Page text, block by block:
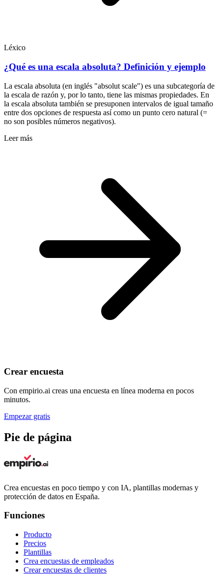
Léxico
¿Qué es una escala absoluta? Definición y ejemplo
La escala absoluta (en inglés "absolut scale") es una subcategoría de
la escala de razón y, por lo tanto, tiene las mismas propiedades. En
la escala absoluta también se presuponen intervalos de igual tamaño
entre dos opciones de respuesta así como un punto cero natural (=
no son posibles números negativos).
Leer más
Crear encuesta
Con empirio.ai creas una encuesta en línea moderna en pocos
minutos.
Empezar gratis
Pie de página
Crea encuestas en poco tiempo y con IA, plantillas modernas y
protección de datos en España.
Funciones
Producto
Precios
Plantillas
Crea encuestas de empleados
Crear encuestas de clientes